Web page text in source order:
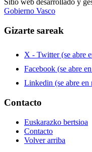
Sitio web desarrollado y
Gobierno Vasco
Gizarte sareak
X - Twitter (se abre
Facebook (se abre
Linkedin (se abre en
Contacto
Euskarazko bertsioa
Contacto
Volver arriba